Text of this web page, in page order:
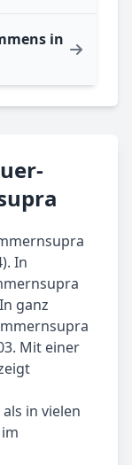
in
In
ganz
Mit einer
in vielen